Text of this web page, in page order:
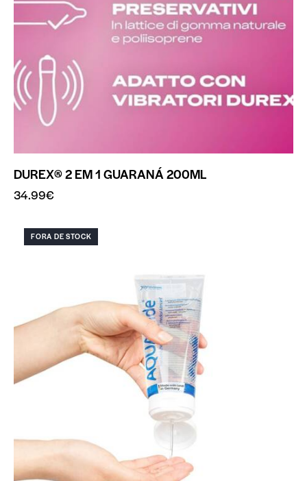
DUREX® 2 EM 1 GUARANÁ 200ML
34.99€
FORA DE STOCK